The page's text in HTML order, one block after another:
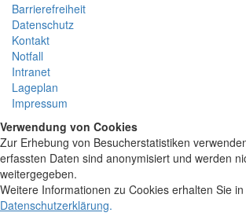
Barrierefreiheit
Datenschutz
Kontakt
Notfall
Intranet
Lageplan
Impressum
Verwendung von Cookies
Zur Erhebung von Besucherstatistiken
erfassten Daten sind anonymisiert und werden
weitergegeben.
Weitere Informationen zu Cookies erhalten Sie
Datenschutzerklärung.